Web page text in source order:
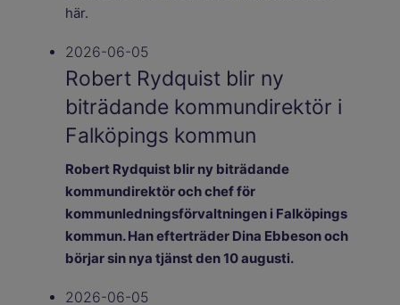
här.
2026-06-05
Robert Rydquist blir ny
biträdande kommundirektör i
Falköpings kommun
Robert Rydquist blir ny biträdande
kommundirektör och chef för
kommunledningsförvaltningen i Falköpings
kommun. Han efterträder Dina Ebbeson och
börjar sin nya tjänst den 10 augusti.
2026-06-05